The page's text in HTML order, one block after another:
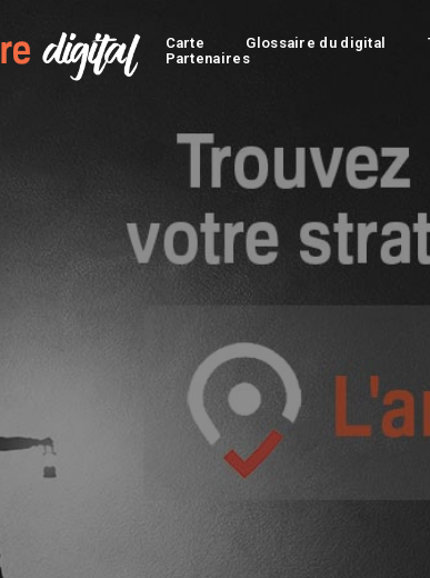
Carte Glossaire du digital
Partenaires